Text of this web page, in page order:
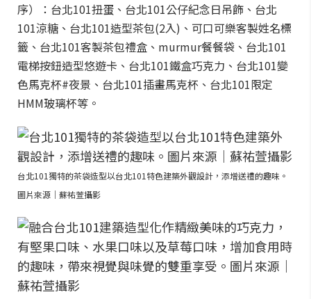
序）：台北101扭蛋、台北101公仔紀念日吊飾、台北
101涼糖、台北101造型茶包(2入)、可口可樂客製姓名標
籤、台北101客製茶包禮盒、murmur餐餐袋、台北101
電梯按鈕造型悠遊卡、台北101鐵盒巧克力、台北101變
色馬克杯#夜景、台北101插畫馬克杯、台北101限定
HMM玻璃杯等。
台北101獨特的茶袋造型以台北101特色建築外觀設計，添增送禮的趣味。
圖片來源｜蘇祐萱攝影